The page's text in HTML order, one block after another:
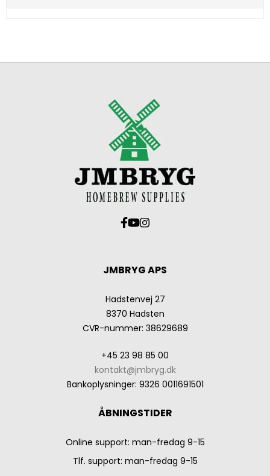
JMBRYG APS
Hadstenvej 27
8370 Hadsten
CVR-nummer: 38629689
+45 23 98 85 00
kontakt@jmbryg.dk
Bankoplysninger: 9326 0011691501
ÅBNINGSTIDER
Online support: man-fredag 9-15
Tlf. support: man-fredag 9-15